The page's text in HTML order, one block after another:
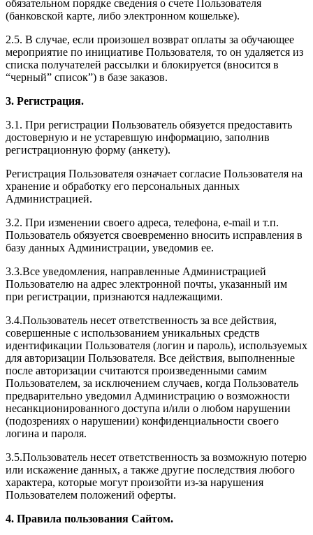
обязательном порядке сведения о счете Пользователя
(банковской карте, либо электронном кошельке).
2.5. В случае, если произошел возврат оплаты за обучающее
мероприятие по инициативе Пользователя, то он удаляется из
списка получателей рассылки и блокируется (вносится в
“черный” список”) в базе заказов.
3. Регистрация.
3.1. При регистрации Пользователь обязуется предоставить
достоверную и не устаревшую информацию, заполнив
регистрационную форму (анкету).
Регистрация Пользователя означает согласие Пользователя на
хранение и обработку его персональных данных
Администрацией.
3.2. При изменении своего адреса, телефона, e-mail и т.п.
Пользователь обязуется своевременно вносить исправления в
базу данных Администрации, уведомив ее.
3.3.Все уведомления, направленные Администрацией
Пользователю на адрес электронной почты, указанный им
при регистрации, признаются надлежащими.
3.4.Пользователь несет ответственность за все действия,
совершенные с использованием уникальных средств
идентификации Пользователя (логин и пароль), используемых
для авторизации Пользователя. Все действия, выполненные
после авторизации считаются произведенными самим
Пользователем, за исключением случаев, когда Пользователь
предварительно уведомил Администрацию о возможности
несанкционированного доступа и/или о любом нарушении
(подозрениях о нарушении) конфиденциальности своего
логина и пароля.
3.5.Пользователь несет ответственность за возможную потерю
или искажение данных, а также другие последствия любого
характера, которые могут произойти из-за нарушения
Пользователем положений оферты.
4. Правила пользования Сайтом.